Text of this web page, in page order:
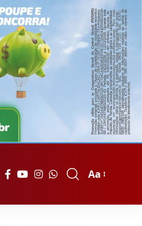
Font
Aa